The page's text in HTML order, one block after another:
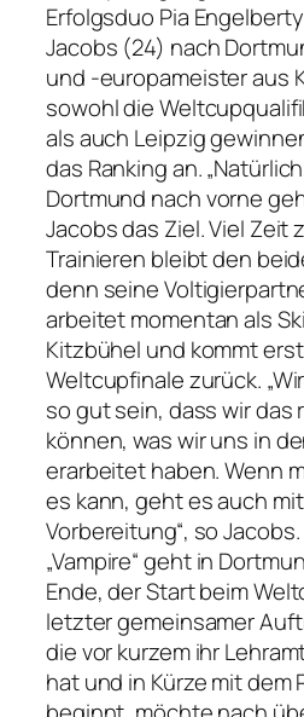
Erfolgsduo Pia
Jacobs (24) nach
und -europameister aus
sowohl die
als auch Leipzig
das Ranking an.
Dortmund nach vorne
Jacobs das Ziel. Viel Zeit
Trainieren bleibt den
denn seine
arbeitet momentan als
Kitzbühel und kommt
Weltcupfinale zurück.
so gut sein, dass wir
können, was wir uns in
erarbeitet haben. Wenn
es kann, geht es auch
Vorbereitung“, so
„Vampire“ geht in
Ende, der Start beim
letzter gemeinsamer
die vor kurzem ihr
hat und in Kürze mit dem